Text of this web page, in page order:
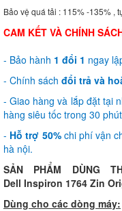
Bảo vệ quá tải : 115% -135% ,
CAM KẾT VÀ CHÍNH
- Bảo hành 1 đổi 1 ngay
- Chính sách đổi trả và
- Giao hàng và lắp đặt tại
hàng siêu tốc trong 30
- Hỗ trợ 50%chi phí vận
hà nội.
SẢN PHẨM DÙNG
Dell Inspiron 1764 Zin
Dùng cho các dòng máy: